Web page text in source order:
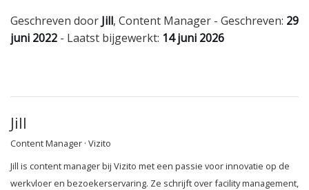
Geschreven door Jill, Content Manager - Geschreven: 29
juni 2022 - Laatst bijgewerkt: 14 juni 2026
Jill
Content Manager · Vizito
Jill is content manager bij Vizito met een passie voor innovatie op de
werkvloer en bezoekerservaring. Ze schrijft over facility management,